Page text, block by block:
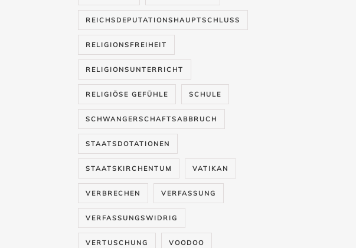
REICHSDEPUTATIONSHAUPTSCHLUSS
RELIGIONSFREIHEIT
RELIGIONSUNTERRICHT
RELIGIÖSE GEFÜHLE SCHULE
SCHWANGERSCHAFTSABBRUCH
STAATSDOTATIONEN
STAATSKIRCHENTUM VATIKAN
VERBRECHEN VERFASSUNG
VERFASSUNGSWIDRIG
VERTUSCHUNG VOODOO